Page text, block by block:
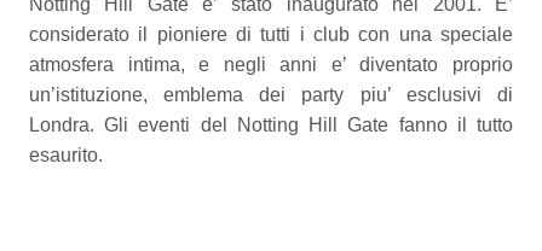
Notting Hill Gate e’ stato inaugurato nel 2001. E’
considerato il pioniere di tutti i club con una speciale
atmosfera intima, e negli anni e’ diventato proprio
un’istituzione, emblema dei party piu’ esclusivi di
Londra. Gli eventi del Notting Hill Gate fanno il tutto
esaurito.